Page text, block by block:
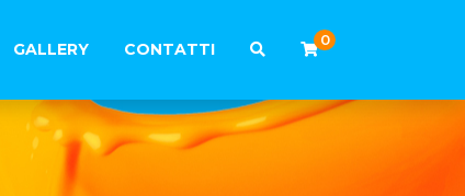
GALLERY CONTATTI 0